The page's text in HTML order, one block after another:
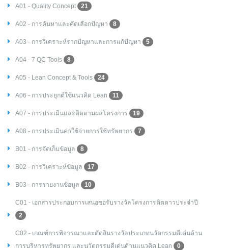
A01 - Quality Concept 21
A02 - การค้นหาและคัดเลือกปัญหา 8
A03 - การวิเคราะห์รากปัญหาและการแก้ปัญหา 5
A04 - 7 QC Tools 8
A05 - Lean Concept & Tools 24
A06 - การประยุกต์ใช้แนวคิด Lean 11
A07 - การประเมินและติดตามผลโครงการ 19
A08 - การประเมินค่าใช้จ่ายการใช้ทรัพยากร 7
B01 - การจัดเก็บข้อมูล 8
B02 - การวิเคราะห์ข้อมูล 17
B03 - การรายงานข้อมูล 10
C01 - เอกสารประกอบการเสนอขอรับรางวัลโครงการติดดาวประจำปี
2
C02 - เกณฑ์การพิจารณาและตัดสินรางวัลประเภทนวัตกรรมดีเด่นด้าน
การบริหารทรัพยากร และนวัตกรรมดีเด่นด้านแนวคิด Lean
0